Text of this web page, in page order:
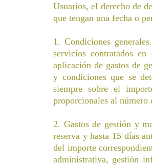
Usuarios, el derecho de
que tengan una fecha o
1. Condiciones
servicios contratados
aplicación de gastos de
y condiciones que se
siempre sobre el
proporcionales al número
2. Gastos de gestión y
reserva y hasta 15 días
del importe
administrativa, gestión